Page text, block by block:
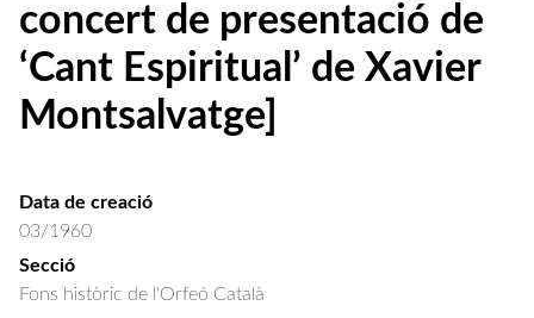
concert de presentació de
‘Cant Espiritual’ de Xavier
Montsalvatge]
Data de creació
03/1960
Secció
Fons històric de l'Orfeó Català